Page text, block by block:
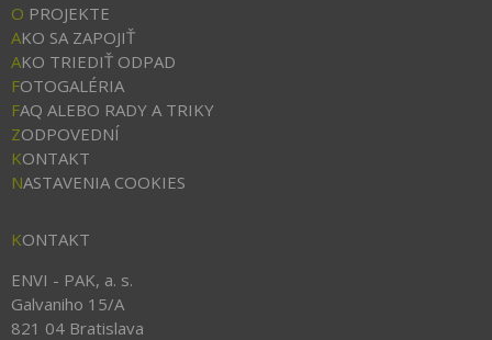
O PROJEKTE
AKO SA ZAPOJIŤ
AKO TRIEDIŤ ODPAD
FOTOGALÉRIA
FAQ ALEBO RADY A TRIKY
ZODPOVEDNÍ
KONTAKT
NASTAVENIA COOKIES
KONTAKT
ENVI - PAK, a. s.
Galvaniho 15/A
821 04 Bratislava